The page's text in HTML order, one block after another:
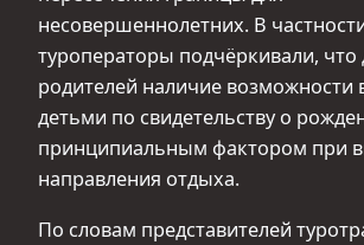
несовершеннолетних. В
туроператоры подчёркивали, что
родителей наличие возможности
детьми по свидетельству о
принципиальным фактором при
направления отдыха.
По словам представителей